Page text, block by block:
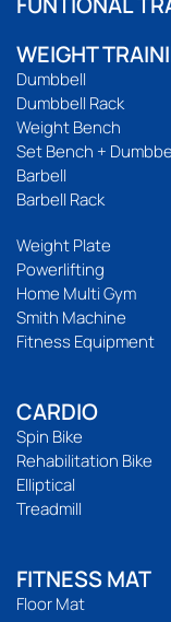
WEIGHT
Dumbbell
Dumbbell Rack
Weight Bench
Set Bench +
Barbell
Barbell Rack
Weight Plate
Powerlifting
Home Multi Gym
Smith Machine
Fitness Equipment
CARDIO
Spin Bike
Rehabilitation Bike
Elliptical
Treadmill
FITNESS MAT
Floor Mat